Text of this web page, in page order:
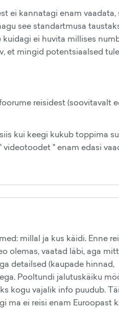
ei kannatagi enam vaadata,
see standartmusa
ei huvita millises
et mingid potentsiaalsed
reisidest (soovitavalt
kui keegi kukub toppima
" enam edasi
millal ja kus käidi. Enne
olemas, vaatad läbi, aga
detailsed (kaupade hinnad,
Pooltundi jalutuskäiku
kogu vajalik info puudub.
ma ei reisi enam Euroopast